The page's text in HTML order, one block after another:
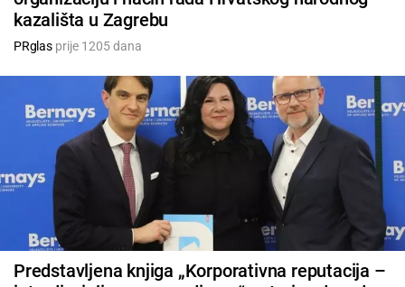
kazališta u Zagrebu
PRglasprije 1205 dana
Predstavljena knjiga „Korporativna reputacija –